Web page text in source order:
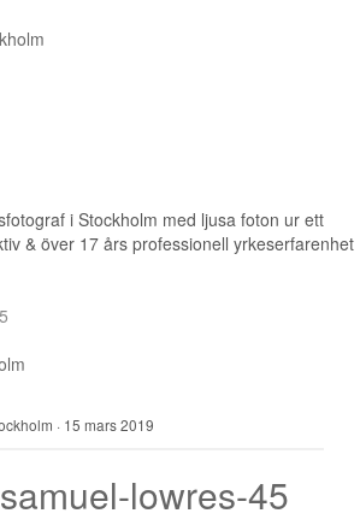
i Stockholm med ljusa foton ur ett
& över 17 års professionell yrkeserfarenhet
· 15 mars 2019
lowres-45